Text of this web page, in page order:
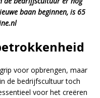
baan beginnen, is 65
voor opbrengen, maar
de bedrijfscultuur toch
voor het creëren